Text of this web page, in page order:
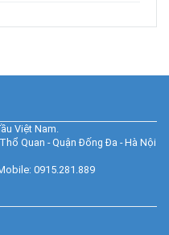
Việt Nam.
Quan - Quận Đống Đa - Hà Nội
0915.281.889